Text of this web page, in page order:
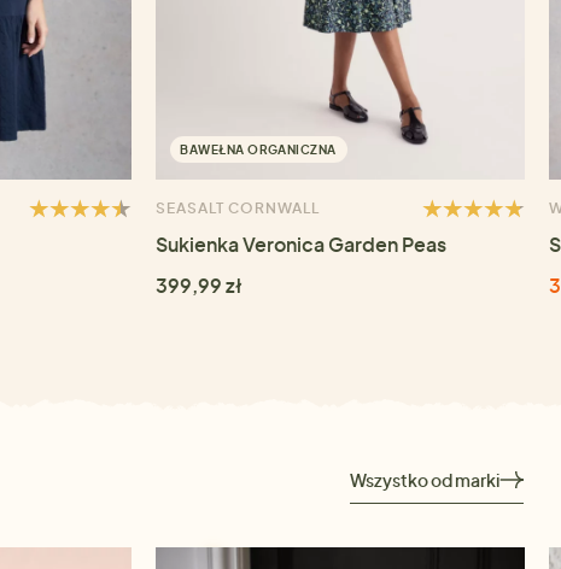
BAWEŁNA ORGANICZNA
SEASALT CORNWALL
Sukienka Veronica Garden Peas
399,99 zł
Wszystko od marki